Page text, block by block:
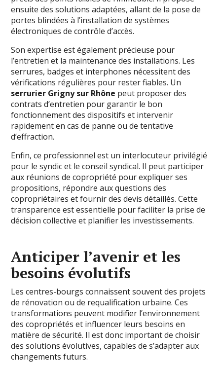
ensuite des solutions adaptées, allant de la pose de
portes blindées à l’installation de systèmes
électroniques de contrôle d’accès.
Son expertise est également précieuse pour
l’entretien et la maintenance des installations. Les
serrures, badges et interphones nécessitent des
vérifications régulières pour rester fiables. Un
serrurier Grigny sur Rhône peut proposer des
contrats d’entretien pour garantir le bon
fonctionnement des dispositifs et intervenir
rapidement en cas de panne ou de tentative
d’effraction.
Enfin, ce professionnel est un interlocuteur privilégié
pour le syndic et le conseil syndical. Il peut participer
aux réunions de copropriété pour expliquer ses
propositions, répondre aux questions des
copropriétaires et fournir des devis détaillés. Cette
transparence est essentielle pour faciliter la prise de
décision collective et planifier les investissements.
Anticiper l’avenir et les
besoins évolutifs
Les centres-bourgs connaissent souvent des projets
de rénovation ou de requalification urbaine. Ces
transformations peuvent modifier l’environnement
des copropriétés et influencer leurs besoins en
matière de sécurité. Il est donc important de choisir
des solutions évolutives, capables de s’adapter aux
changements futurs.